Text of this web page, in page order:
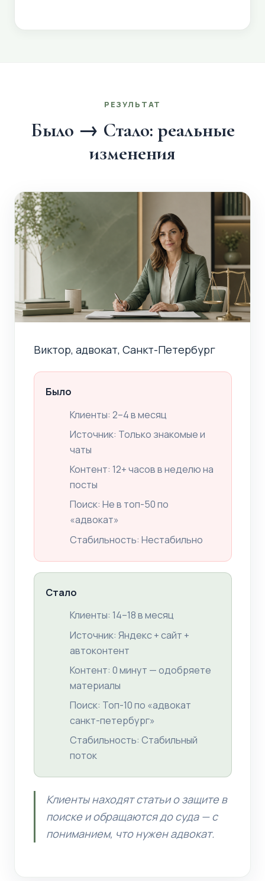
РЕЗУЛЬТАТ
Было → Стало: реальные
изменения
Виктор, адвокат, Санкт-Петербург
Было
Клиенты: 2–4 в месяц
Источник: Только знакомые и
чаты
Контент: 12+ часов в неделю на
посты
Поиск: Не в топ-50 по
«адвокат»
Стабильность: Нестабильно
Стало
Клиенты: 14–18 в месяц
Источник: Яндекс + сайт +
автоконтент
Контент: 0 минут — одобряете
материалы
Поиск: Топ-10 по «адвокат
санкт-петербург»
Стабильность: Стабильный
поток
Клиенты находят статьи о защите в
поиске и обращаются до суда — с
пониманием, что нужен адвокат.